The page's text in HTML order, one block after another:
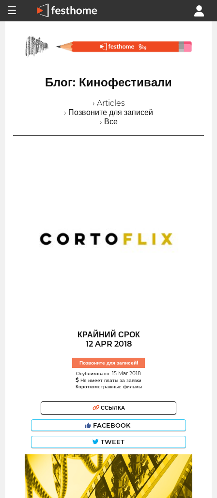
Блог: Кинофестивали
› Articles
› Позвоните для записей
› Все
КРАЙНИЙ СРОК
12 APR 2018
Позвоните для записей!
Опубликовано: 15 Mar 2018
Не имеет платы за заявки
Короткометражные фильмы
ССЫЛКА
FACEBOOK
TWEET